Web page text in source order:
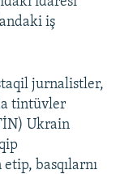
iş
jurnalistler,
tintüvler
Ukrain
basqılarnı